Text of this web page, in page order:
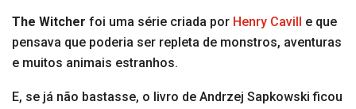
The Witcher foi uma série criada por Henry Cavill
e que
pensava que poderia ser repleta de monstros, aventuras
e muitos animais estranhos.
E, se já não bastasse, o livro de Andrzej Sapkowski ficou